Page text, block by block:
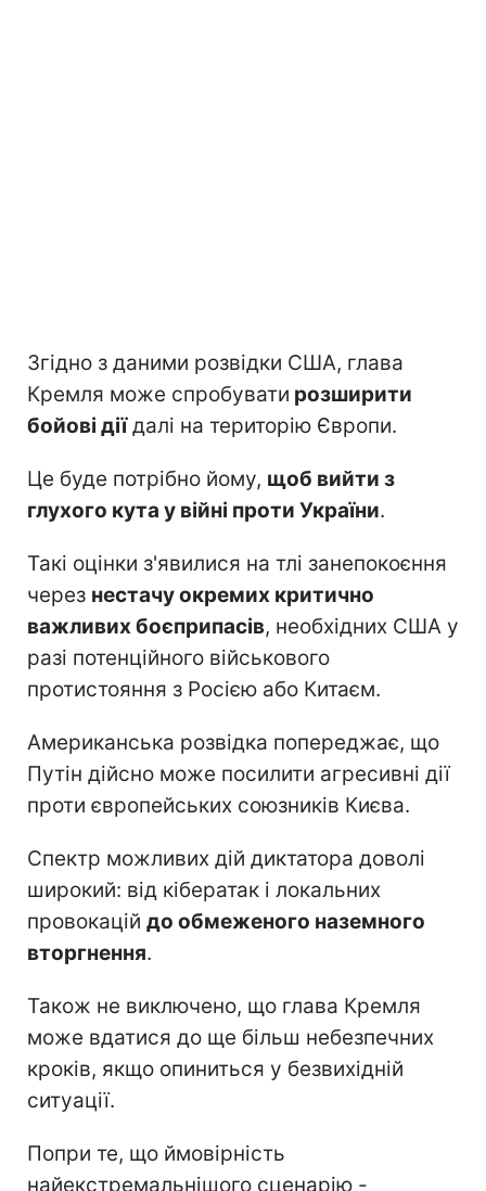
Згідно з даними розвідки США, глава
Кремля може спробувати розширити
бойові діїдалі на територію Європи.
Це буде потрібно йому, щоб вийти з
глухого кута у війні проти України.
Такі оцінки з'явилися на тлі занепокоєння
через нестачу окремих критично
важливих боєприпасів, необхідних США у
разі потенційного військового
протистояння з Росією або Китаєм.
Американська розвідка попереджає, що
Путін дійсно може посилити агресивні дії
проти європейських союзників Києва.
Спектр можливих дій диктатора доволі
широкий: від кібератак і локальних
провокацій до обмеженого наземного
вторгнення.
Також не виключено, що глава Кремля
може вдатися до ще більш небезпечних
кроків, якщо опиниться у безвихідній
ситуації.
Попри те, що ймовірність
найекстремальнішого сценарію -